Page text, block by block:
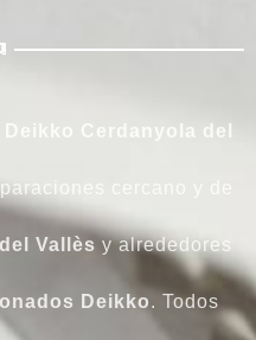
Cerdanyola del
cercano y de
Vallès y alrededores
Deikko. Todos